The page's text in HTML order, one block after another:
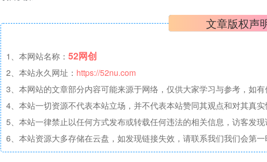
文章版权声
1、本网站名称： 52网创
2、本站永久网址： https://52nu.com
3、本网站的文章部分内容可能来源于网络，仅供大家学习与参考，如
4、本站一切资源不代表本站立场，并不代表本站赞同其观点和对其真实
5、本站一律禁止以任何方式发布或转载任何违法的相关信息，访客发
6、本站资源大多存储在云盘，如发现链接失效，请联系我们我们会第一